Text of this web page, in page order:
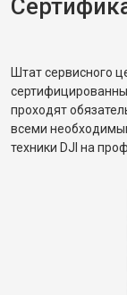
Штат сервисного
проходят
всеми
техники DJI на